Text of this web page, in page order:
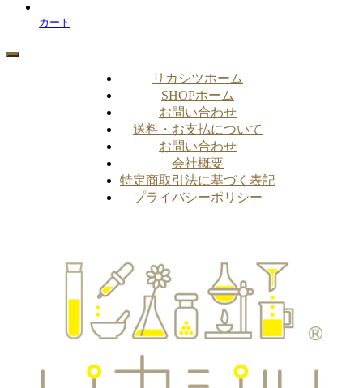
カート
リカシツホーム
SHOPホーム
お問い合わせ
送料・お支払について
お問い合わせ
会社概要
特定商取引法に基づく表記
プライバシーポリシー